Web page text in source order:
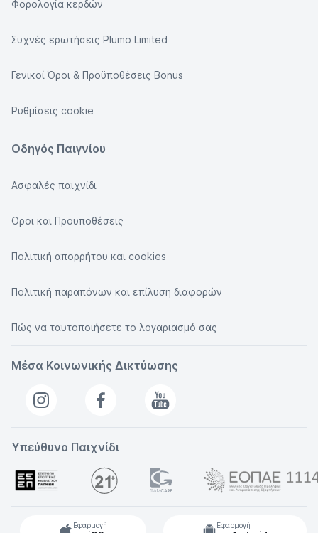
Φορολογία κερδών
Συχνές ερωτήσεις Plumo Limited
Γενικοί Όροι & Προϋποθέσεις Bonus
Ρυθμίσεις cookie
Οδηγός Παιγνίου
Ασφαλές παιχνίδι
Οροι και Προϋποθέσεις
Πολιτική απορρήτου και cookies
Πολιτική παραπόνων και επίλυση διαφορών
Πώς να ταυτοποιήσετε το λογαριασμό σας
Μέσα Κοινωνικής Δικτύωσης
Υπεύθυνο Παιχνίδι
Εφαρμογή Εφαρμογή